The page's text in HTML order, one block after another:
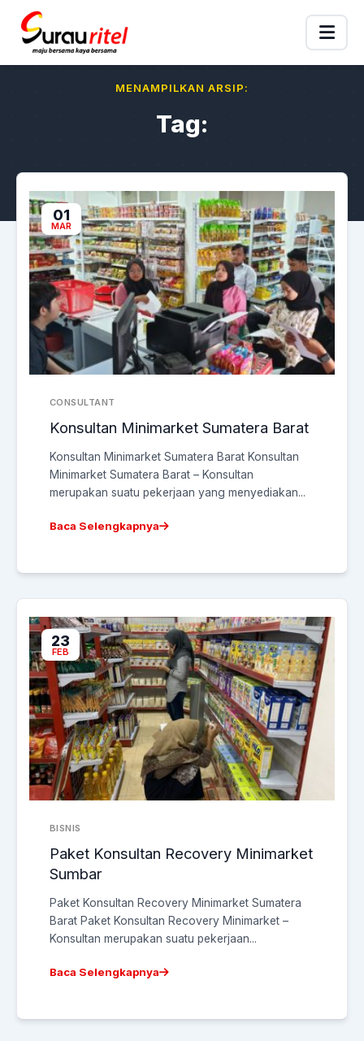
MENAMPILKAN ARSIP:
Tag:
01
MAR
CONSULTANT
Konsultan Minimarket Sumatera Barat
Konsultan Minimarket Sumatera Barat Konsultan
Minimarket Sumatera Barat – Konsultan
merupakan suatu pekerjaan yang menyediakan...
Baca Selengkapnya
23
FEB
BISNIS
Paket Konsultan Recovery Minimarket
Sumbar
Paket Konsultan Recovery Minimarket Sumatera
Barat Paket Konsultan Recovery Minimarket –
Konsultan merupakan suatu pekerjaan...
Baca Selengkapnya